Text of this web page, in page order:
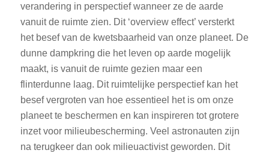
verandering in perspectief wanneer ze de aarde
vanuit de ruimte zien. Dit ‘overview effect’ versterkt
het besef van de kwetsbaarheid van onze planeet. De
dunne dampkring die het leven op aarde mogelijk
maakt, is vanuit de ruimte gezien maar een
flinterdunne laag. Dit ruimtelijke perspectief kan het
besef vergroten van hoe essentieel het is om onze
planeet te beschermen en kan inspireren tot grotere
inzet voor milieubescherming. Veel astronauten zijn
na terugkeer dan ook milieuactivist geworden. Dit